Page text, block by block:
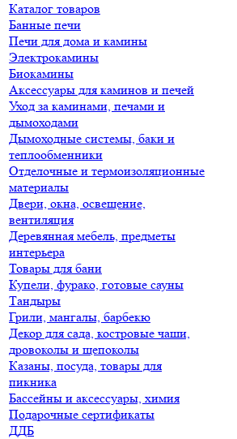
Каталог товаров
Банные печи
Печи для дома и камины
Электрокамины
Биокамины
Аксессуары для каминов и печей
Уход за каминами, печами и
дымоходами
Дымоходные системы, баки и
теплообменники
Отделочные и термоизоляционные
материалы
Двери, окна, освещение,
вентиляция
Деревянная мебель, предметы
интерьера
Товары для бани
Купели, фурако, готовые сауны
Тандыры
Грили, мангалы, барбекю
Декор для сада, костровые чаши,
дровоколы и щепоколы
Казаны, посуда, товары для
пикника
Бассейны и аксессуары, химия
Подарочные сертификаты
ДДБ